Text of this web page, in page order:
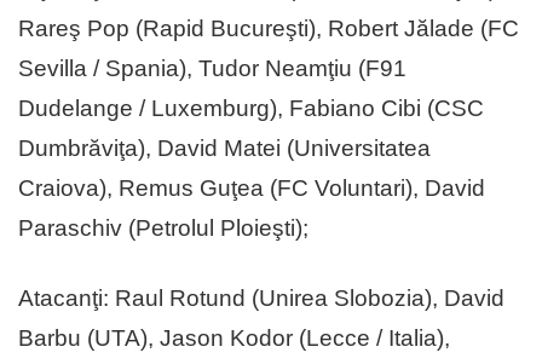
Rareş Pop (Rapid Bucureşti), Robert Jălade (FC
Sevilla / Spania), Tudor Neamţiu (F91
Dudelange / Luxemburg), Fabiano Cibi (CSC
Dumbrăviţa), David Matei (Universitatea
Craiova), Remus Guţea (FC Voluntari), David
Paraschiv (Petrolul Ploieşti);
Atacanţi: Raul Rotund (Unirea Slobozia), David
Barbu (UTA), Jason Kodor (Lecce / Italia),